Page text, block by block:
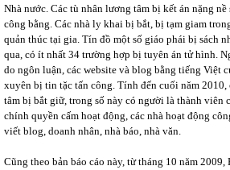
Nhà nước. Các tù nhân lương tâm bị kết án nặng
công bằng. Các nhà ly khai bị bắt, bị tạm giam
quản thúc tại gia. Tín đồ một số giáo phái bị sách
qua, có ít nhất 34 trường hợp bị tuyên án tử hình.
do ngôn luận, các website và blog bằng tiếng Việt
xuyên bị tin tặc tấn công. Tính đến cuối năm
tâm bị bắt giữ, trong số này có người là thành viên
chính quyền cấm hoạt động, các nhà hoạt động
viết blog, doanh nhân, nhà báo, nhà văn.
Cũng theo bản báo cáo này, từ tháng 10 năm